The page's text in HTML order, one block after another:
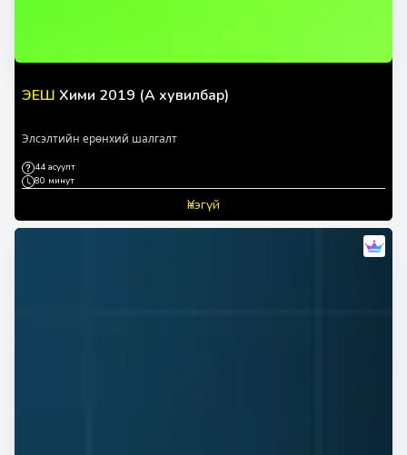
ЭЕШ Хими 2019 (A хувилбар)
Элсэлтийн ерөнхий шалгалт
44 асуулт
80 минут
Үнэгүй